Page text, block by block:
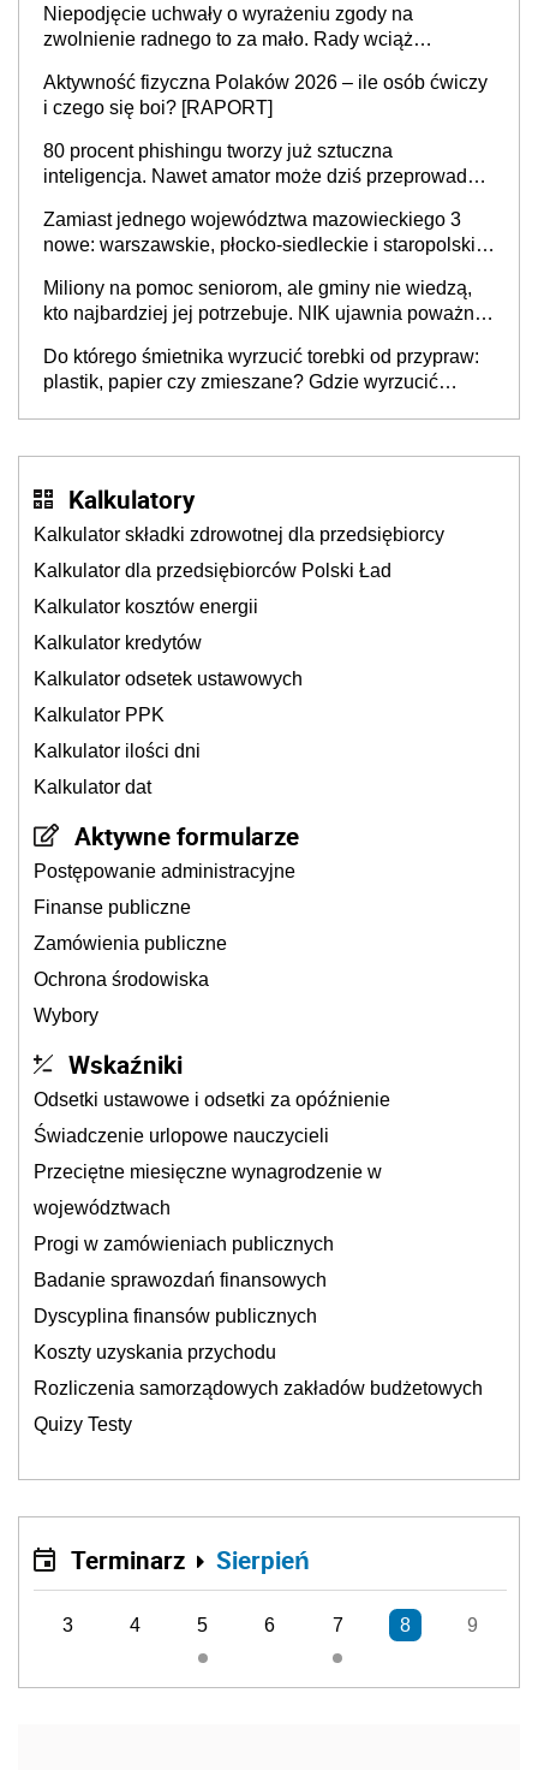
Niepodjęcie uchwały o wyrażeniu zgody na
zwolnienie radnego to za mało. Rady wciąż
sprawy
Aktywność fizyczna Polaków 2026 – ile osób ćwiczy
i czego się boi? [RAPORT]
80 procent phishingu tworzy już sztuczna
inteligencja. Nawet amator może dziś przeprowadzić
Zamiast jednego województwa mazowieckiego 3
nowe: warszawskie, płocko-siedleckie i staropolskie.
stołecznych
Miliony na pomoc seniorom, ale gminy nie wiedzą,
kto najbardziej jej potrzebuje. NIK ujawnia poważną
Do którego śmietnika wyrzucić torebki od przypraw:
plastik, papier czy zmieszane? Gdzie wyrzucić
Kalkulatory
Kalkulator składki zdrowotnej dla przedsiębiorcy
Kalkulator dla przedsiębiorców Polski Ład
Kalkulator kosztów energii
Kalkulator kredytów
Kalkulator odsetek ustawowych
Kalkulator PPK
Kalkulator ilości dni
Kalkulator dat
Aktywne formularze
Postępowanie administracyjne
Finanse publiczne
Zamówienia publiczne
Ochrona środowiska
Wybory
Wskaźniki
Odsetki ustawowe i odsetki za opóźnienie
Świadczenie urlopowe nauczycieli
Przeciętne miesięczne wynagrodzenie w
województwach
Progi w zamówieniach publicznych
Badanie sprawozdań finansowych
Dyscyplina finansów publicznych
Koszty uzyskania przychodu
Rozliczenia samorządowych zakładów budżetowych
Quizy Testy
Terminarz Sierpień
3 4 5 6 7 8 9